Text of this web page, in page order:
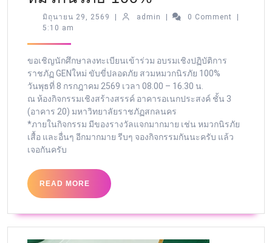
มิถุนายน 29, 2569 | admin | 0 Comment
|
5:10 am
ขอเชิญนักศึกษาลงทะเบียนเข้าร่วม อบรมเชิงปฏิบัติการ
ราชภัฏ GENใหม่ ขับขี่ปลอดภัย สวมหมวกนิรภัย 100%
วันพุธที่ 8 กรกฎาคม 2569 เวลา 08.00 – 16.30 น.
ณ ห้องกิจกรรมเชิงสร้างสรรค์ อาคารอเนกประสงค์ ชั้น 3
(อาคาร 20) มหาวิทยาลัยราชภัฏสกลนคร
*ภายในกิจกรรม มีของรางวัลแจกมากมาย เช่น หมวกนิรภัย
เสื้อ และอื่นๆ อีกมากมาย รีบๆ จองกิจกรรมกันนะครับ แล้ว
เจอกันครับ
READ MORE